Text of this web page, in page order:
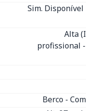
Sim. Disponível
Alta
profissional
Berco -